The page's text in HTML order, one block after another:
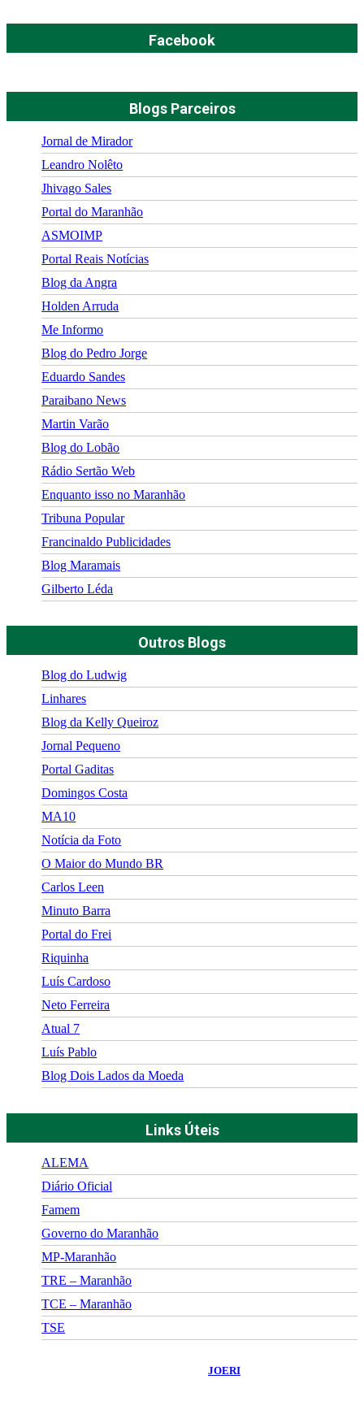
Facebook
Blogs Parceiros
Jornal de Mirador
Leandro Nolêto
Jhivago Sales
Portal do Maranhão
ASMOIMP
Portal Reais Notí­cias
Blog da Angra
Holden Arruda
Me Informo
Blog do Pedro Jorge
Eduardo Sandes
Paraibano News
Martin Varão
Blog do Lobão
Rádio Sertão Web
Enquanto isso no Maranhão
Tribuna Popular
Francinaldo Publicidades
Blog Maramais
Gilberto Léda
Outros Blogs
Blog do Ludwig
Linhares
Blog da Kelly Queiroz
Jornal Pequeno
Portal Gaditas
Domingos Costa
MA10
Notícia da Foto
O Maior do Mundo BR
Carlos Leen
Minuto Barra
Portal do Frei
Riquinha
Luís Cardoso
Neto Ferreira
Atual 7
Luís Pablo
Blog Dois Lados da Moeda
Links Úteis
ALEMA
Diário Oficial
Famem
Governo do Maranhão
MP-Maranhão
TRE – Maranhão
TCE – Maranhão
TSE
JOERI